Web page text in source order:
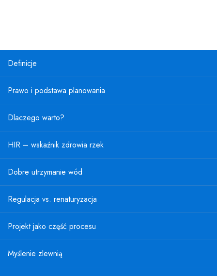
Definicje
Prawo i podstawa planowania
Dlaczego warto?
HIR – wskaźnik zdrowia rzek
Dobre utrzymanie wód
Regulacja vs. renaturyzacja
Projekt jako część procesu
Myślenie zlewnią